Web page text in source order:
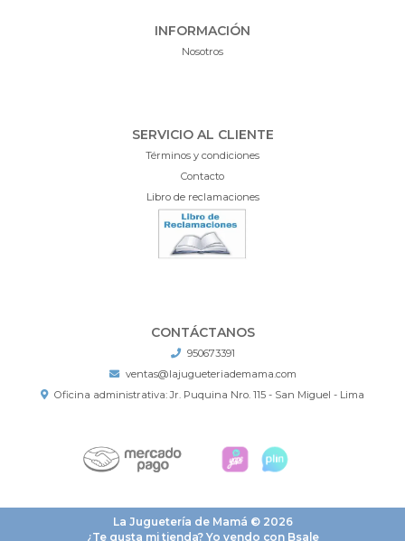
INFORMACIÓN
Nosotros
SERVICIO AL CLIENTE
Términos y condiciones
Contacto
Libro de reclamaciones
CONTÁCTANOS
950673391
ventas@lajugueteriademama.com
Oficina administrativa: Jr. Puquina Nro. 115 - San Miguel - Lima
La Juguetería de Mamá © 2026
¿Te gusta mi tienda? Yo vendo con Bsale